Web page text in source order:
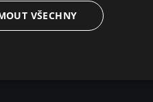
VŠECHNY